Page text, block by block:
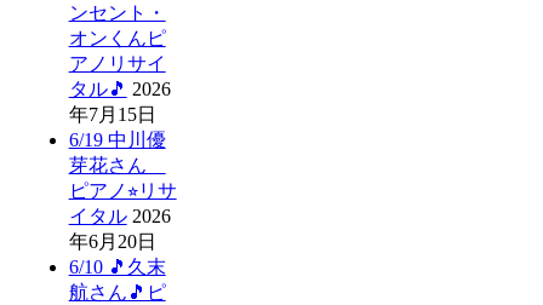
ンセント・
オンくんピ
アノリサイ
タル🎵 2026
年7月15日
6/19 中川優
芽花さん
ピアノ⭐︎リサ
イタル 2026
年6月20日
6/10 🎵久末
航さん🎵ピ